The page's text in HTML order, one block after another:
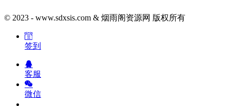
© 2023 - www.sdxsis.com & 烟雨阁资源网 版权所有
签到
客服
微信